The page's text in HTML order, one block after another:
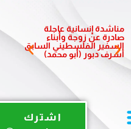
مناشدة إنسانية عاجلة
صادرة عن زوجة وأبناء
السفير الفلسطيني السابق
أشرف دبور (أبو محمد)
لدعم
يو
اشترك